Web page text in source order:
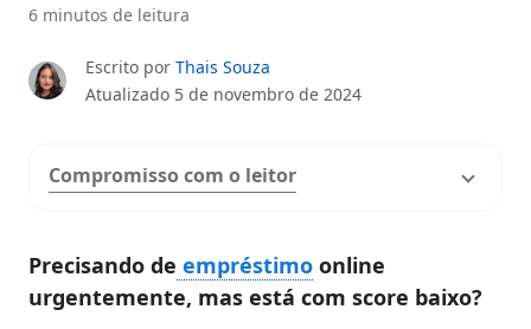
6 minutos de leitura
Escrito por Thais Souza
Atualizado 5 de novembro de 2024
Compromisso com o leitor
Precisando de empréstimo online
urgentemente, mas está com score baixo?